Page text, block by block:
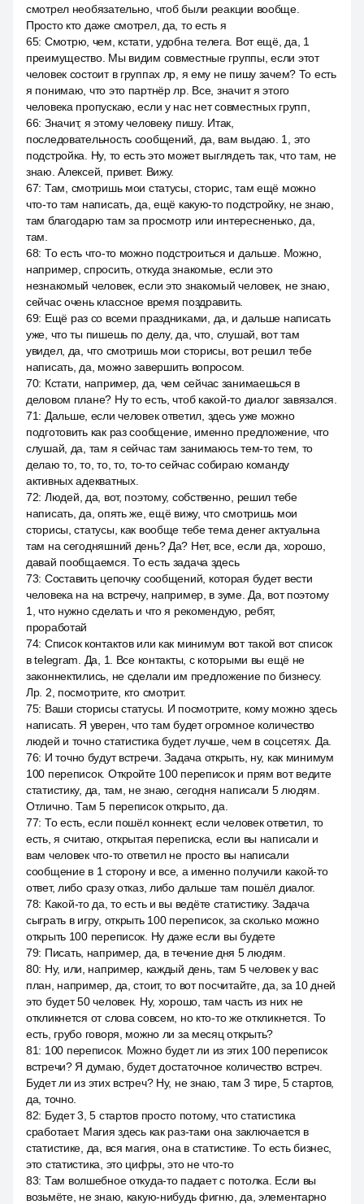
смотрел необязательно, чтоб были реакции вообще.
Просто кто даже смотрел, да, то есть я
65: Смотрю, чем, кстати, удобна телега. Вот ещё, да, 1
преимущество. Мы видим совместные группы, если этот
человек состоит в группах лр, я ему не пишу зачем? То есть
я понимаю, что это партнёр лр. Все, значит я этого
человека пропускаю, если у нас нет совместных групп,
66: Значит, я этому человеку пишу. Итак,
последовательность сообщений, да, вам выдаю. 1, это
подстройка. Ну, то есть это может выглядеть так, что там, не
знаю. Алексей, привет. Вижу.
67: Там, смотришь мои статусы, сторис, там ещё можно
что-то там написать, да, ещё какую-то подстройку, не знаю,
там благодарю там за просмотр или интересненько, да,
там.
68: То есть что-то можно подстроиться и дальше. Можно,
например, спросить, откуда знакомые, если это
незнакомый человек, если это знакомый человек, не знаю,
сейчас очень классное время поздравить.
69: Ещё раз со всеми праздниками, да, и дальше написать
уже, что ты пишешь по делу, да, что, слушай, вот там
увидел, да, что смотришь мои сторисы, вот решил тебе
написать, да, можно завершить вопросом.
70: Кстати, например, да, чем сейчас занимаешься в
деловом плане? Ну то есть, чтоб какой-то диалог завязался.
71: Дальше, если человек ответил, здесь уже можно
подготовить как раз сообщение, именно предложение, что
слушай, да, там я сейчас там занимаюсь тем-то тем, то
делаю то, то, то, то, то-то сейчас собираю команду
активных адекватных.
72: Людей, да, вот, поэтому, собственно, решил тебе
написать, да, опять же, ещё вижу, что смотришь мои
сторисы, статусы, как вообще тебе тема денег актуальна
там на сегодняшний день? Да? Нет, все, если да, хорошо,
давай пообщаемся. То есть задача здесь
73: Составить цепочку сообщений, которая будет вести
человека на на встречу, например, в зуме. Да, вот поэтому
1, что нужно сделать и что я рекомендую, ребят,
проработай
74: Список контактов или как минимум вот такой вот список
в telegram. Да, 1. Все контакты, с которыми вы ещё не
законнектились, не сделали им предложение по бизнесу.
Лр. 2, посмотрите, кто смотрит.
75: Ваши сторисы статусы. И посмотрите, кому можно здесь
написать. Я уверен, что там будет огромное количество
людей и точно статистика будет лучше, чем в соцсетях. Да.
76: И точно будут встречи. Задача открыть, ну, как минимум
100 переписок. Откройте 100 переписок и прям вот ведите
статистику, да, там, не знаю, сегодня написали 5 людям.
Отлично. Там 5 переписок открыто, да.
77: То есть, если пошёл коннект, если человек ответил, то
есть, я считаю, открытая переписка, если вы написали и
вам человек что-то ответил не просто вы написали
сообщение в 1 сторону и все, а именно получили какой-то
ответ, либо сразу отказ, либо дальше там пошёл диалог.
78: Какой-то да, то есть и вы ведёте статистику. Задача
сыграть в игру, открыть 100 переписок, за сколько можно
открыть 100 переписок. Ну даже если вы будете
79: Писать, например, да, в течение дня 5 людям.
80: Ну, или, например, каждый день, там 5 человек у вас
план, например, да, стоит, то вот посчитайте, да, за 10 дней
это будет 50 человек. Ну, хорошо, там часть из них не
откликнется от слова совсем, но кто-то же откликнется. То
есть, грубо говоря, можно ли за месяц открыть?
81: 100 переписок. Можно будет ли из этих 100 переписок
встречи? Я думаю, будет достаточное количество встреч.
Будет ли из этих встреч? Ну, не знаю, там 3 тире, 5 стартов,
да, точно.
82: Будет 3, 5 стартов просто потому, что статистика
сработает. Магия здесь как раз-таки она заключается в
статистике, да, вся магия, она в статистике. То есть бизнес,
это статистика, это цифры, это не что-то
83: Там волшебное откуда-то падает с потолка. Если вы
возьмёте, не знаю, какую-нибудь фигню, да, элементарно